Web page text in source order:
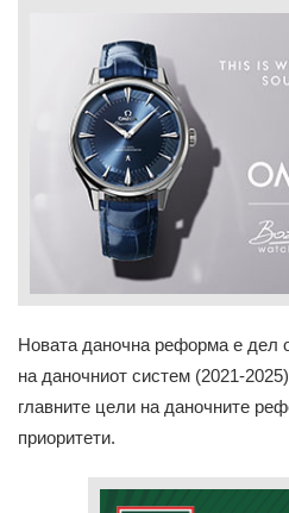
Новата даночна реформа е дел
на даночниот систем (2021-
главните цели на даночните
приоритети.